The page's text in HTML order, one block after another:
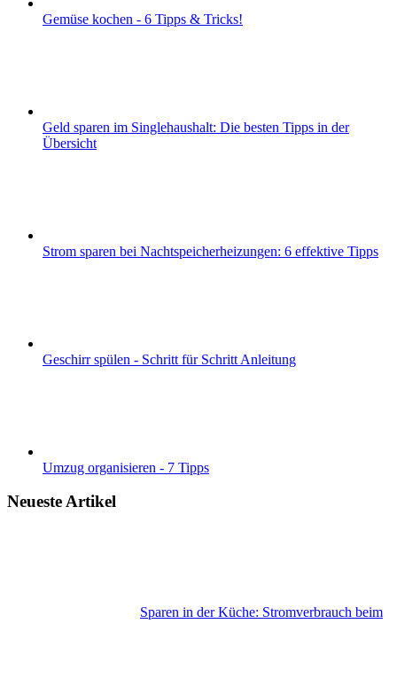
Gemüse kochen - 6 Tipps & Tricks!
Geld sparen im Singlehaushalt: Die besten Tipps in der
Übersicht
Strom sparen bei Nachtspeicherheizungen: 6 effektive Tipps
Geschirr spülen - Schritt für Schritt Anleitung
Umzug organisieren - 7 Tipps
Neueste Artikel
Sparen in der Küche: Stromverbrauch beim